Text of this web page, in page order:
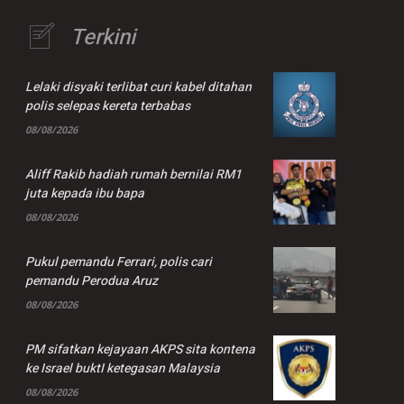
Terkini
Lelaki disyaki terlibat curi kabel ditahan
polis selepas kereta terbabas
08/08/2026
Aliff Rakib hadiah rumah bernilai RM1
juta kepada ibu bapa
08/08/2026
Pukul pemandu Ferrari, polis cari
pemandu Perodua Aruz
08/08/2026
PM sifatkan kejayaan AKPS sita kontena
ke Israel buktI ketegasan Malaysia
08/08/2026